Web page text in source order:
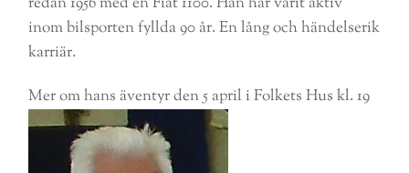
inom bilsporten fyllda 90 år. En lång och händelserik
karriär.
Mer om hans äventyr den 5 april i Folkets Hus kl. 19